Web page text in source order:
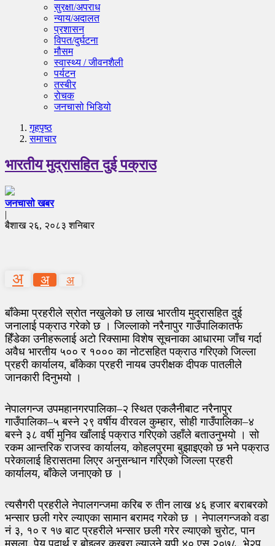
सुरक्षा/अपराध
न्याय/अदालत
प्रशासन
विपत/दुर्घटना
मौसम
स्वास्थ्य / जीवनशैली
पर्यटन
तस्बीर
रोचक
जनचासो भिडियो
गृहपृष्‍ठ
समाचार
भारतीय मुद्रासहित दुई पक्राउ
जनचासो खबर
|
बैशाख २६, २०८३ शनिबार
अ अ अ
बाँकेमा प्रहरीले स्रोत नखुलेको छ लाख भारतीय मुद्रासहित दुई
जनालाई पक्राउ गरेको छ । जिल्लाको नरैनापुर गाउँपालिकातर्फ
हिँडेका उनीहरूलाई अटो रिक्सामा विशेष सूचनाका आधारमा जाँच गर्दा
अवैध भारतीय ५०० र १००० का नोटसहित पक्राउ गरिएको जिल्ला
प्रहरी कार्यालय, बाँकेका प्रहरी नायब उपरीक्षक दीपक पातलीले
जानकारी दिनुभयो ।
नेपालगन्ज उपमहानगरपालिका–२ स्थित एकलैनीबाट नरैनापुर
गाउँपालिका–५ बस्ने २९ वर्षीय वीरवल कुम्हार, सोही गाउँपालिका–४
बस्ने ३८ वर्षी मुनिव खाँलाई पक्राउ गरिएको उहाँले बताउनुभयो । सो
रकम आन्तरिक राजस्व कार्यालय, कोहलपुरमा बुझाइएको छ भने पक्राउ
परेकालाई हिरासतमा लिएर अनुसन्धान गरिएको जिल्ला प्रहरी
कार्यालय, बाँकेले जनाएको छ ।
त्यसैगरी प्रहरीले नेपालगन्जमा करिब रु तीन लाख ४६ हजार बराबरको
भन्सार छली गरेर ल्याएका सामान बरामद गरेको छ । नेपालगन्जको वडा
नं ३, १० र १७ बाट प्रहरीले भन्सार छली गरेर ल्याएको चुरोट, पान
मसला, पेय पदार्थ र बोइलर कुखुरा ल्याउने यूपी ४० एस २०७८, भे२प